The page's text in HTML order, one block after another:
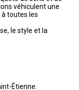
véhiculent une
toutes les
le style et la
Étienne.